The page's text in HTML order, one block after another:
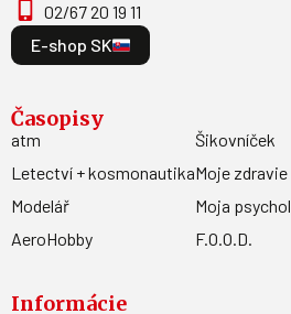
02/67 20 19 11
E-shop SK
Časopisy
atm
Letectví + kosmonautika
Modelář
AeroHobby
Šikovníček
Moje zdravie
Moja
F.O.O.D.
Informácie